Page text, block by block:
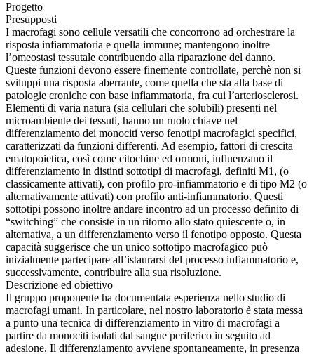
Progetto
Presupposti
I macrofagi sono cellule versatili che concorrono ad orchestrare la
risposta infiammatoria e quella immune; mantengono inoltre
l’omeostasi tessutale contribuendo alla riparazione del danno.
Queste funzioni devono essere finemente controllate, perchè non si
sviluppi una risposta aberrante, come quella che sta alla base di
patologie croniche con base infiammatoria, fra cui l’arteriosclerosi.
Elementi di varia natura (sia cellulari che solubili) presenti nel
microambiente dei tessuti, hanno un ruolo chiave nel
differenziamento dei monociti verso fenotipi macrofagici specifici,
caratterizzati da funzioni differenti. Ad esempio, fattori di crescita
ematopoietica, così come citochine ed ormoni, influenzano il
differenziamento in distinti sottotipi di macrofagi, definiti M1, (o
classicamente attivati), con profilo pro-infiammatorio e di tipo M2 (o
alternativamente attivati) con profilo anti-infiammatorio. Questi
sottotipi possono inoltre andare incontro ad un processo definito di
“switching” che consiste in un ritorno allo stato quiescente o, in
alternativa, a un differenziamento verso il fenotipo opposto. Questa
capacità suggerisce che un unico sottotipo macrofagico può
inizialmente partecipare all’istaurarsi del processo infiammatorio e,
successivamente, contribuire alla sua risoluzione.
Descrizione ed obiettivo
Il gruppo proponente ha documentata esperienza nello studio di
macrofagi umani. In particolare, nel nostro laboratorio è stata messa
a punto una tecnica di differenziamento in vitro di macrofagi a
partire da monociti isolati dal sangue periferico in seguito ad
adesione. Il differenziamento avviene spontaneamente, in presenza